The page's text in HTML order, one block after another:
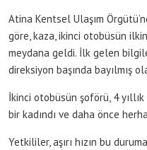
Atina Kentsel Ulaşım
göre, kaza, ikinci otobüsün
meydana geldi. İlk gelen
direksiyon başında bayılmış
İkinci otobüsün şoförü, 4
bir kadındı ve daha önce
Yetkililer, aşırı hızın bu